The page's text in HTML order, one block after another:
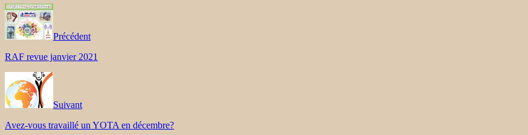
Précédent
RAF revue janvier 2021
Suivant
Avez-vous travaillé un YOTA en décembre?